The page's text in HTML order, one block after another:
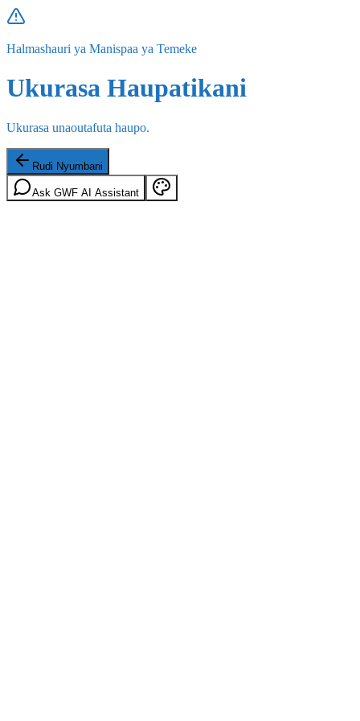
Halmashauri ya Manispaa ya Temeke
Ukurasa Haupatikani
Ukurasa unaoutafuta haupo.
Rudi Nyumbani
Ask GWF AI Assistant